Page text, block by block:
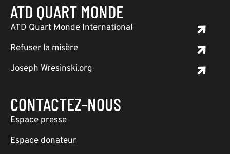
ATD QUART MONDE
ATD Quart Monde International
Refuser la misère
Joseph Wresinski.org
CONTACTEZ-NOUS
Espace presse
Espace donateur